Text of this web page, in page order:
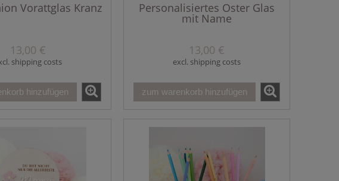
Vorattglas Kranz
13,00 €
shipping costs
hinzufügen
Personalisiertes Oster Glas
mit Name
13,00 €
excl. shipping costs
zum warenkorb hinzufügen